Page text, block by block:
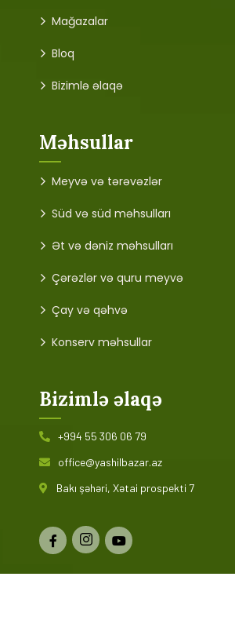
Mağazalar
Bloq
Bizimlə əlaqə
Məhsullar
Meyvə və tərəvəzlər
Süd və süd məhsulları
Ət və dəniz məhsulları
Çərəzlər və quru meyvə
Çay və qəhvə
Konserv məhsullar
Bizimlə əlaqə
+994 55 306 06 79
office@yashilbazar.az
Bakı şəhəri, Xətai prospekti 7